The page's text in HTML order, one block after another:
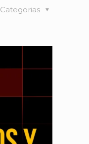
Categorias